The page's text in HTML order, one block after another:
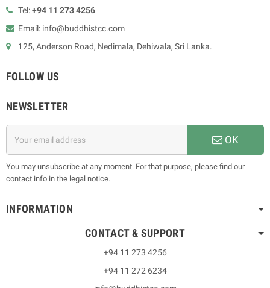
Tel:+94 11 273 4256
Email: info@buddhistcc.com
125, Anderson Road, Nedimala, Dehiwala, Sri Lanka.
FOLLOW US
NEWSLETTER
OK
You may unsubscribe at any moment. For that purpose, please find our
contact info in the legal notice.
INFORMATION
CONTACT & SUPPORT
+94 11 273 4256
+94 11 272 6234